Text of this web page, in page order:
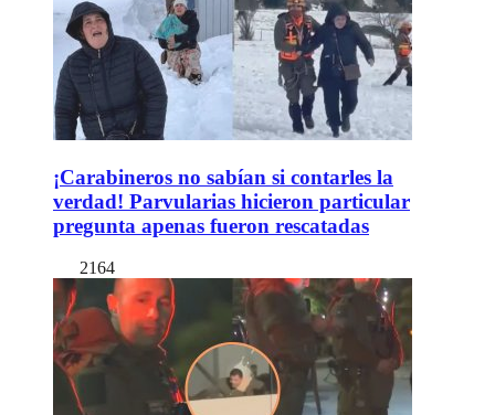
¡Carabineros no sabían si contarles la
verdad! Parvularias hicieron particular
pregunta apenas fueron rescatadas
2164